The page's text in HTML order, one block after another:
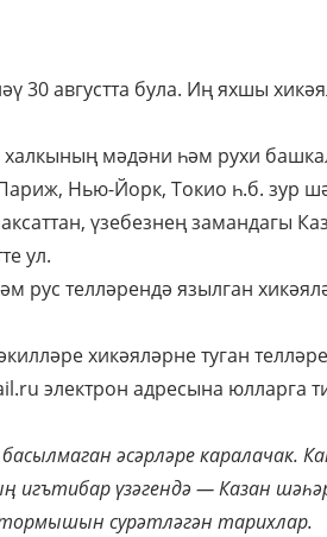
30 августта була. Иң яхшы
мәдәни һәм рухи
Нью-Йорк, Токио һ.б. зур
үзебезнең замандагы
ул.
рус телләрендә язылган
хикәяләрне туган
электрон адресына юлларга
әсәрләре каралачак.
үзәгендә — Казан
сурәтләгән тарихлар.